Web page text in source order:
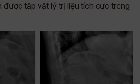
được tập vật lý trị liệu tích cực trong